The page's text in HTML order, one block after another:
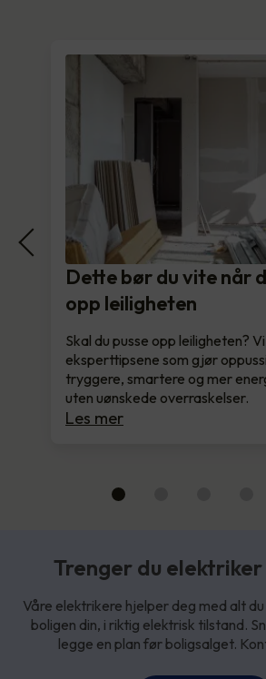
Dette bør du vite når
opp leiligheten
Skal du pusse opp leiligheten?
eksperttipsene som gjør
tryggere, smartere og mer
uten uønskede overraskelser.
Les mer
Trenger du
Våre elektrikere hjelper deg med alt
boligen din, i riktig elektrisk tilstand.
legge en plan før boligsalget.